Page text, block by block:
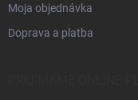
Moja objednávka
Doprava a platba